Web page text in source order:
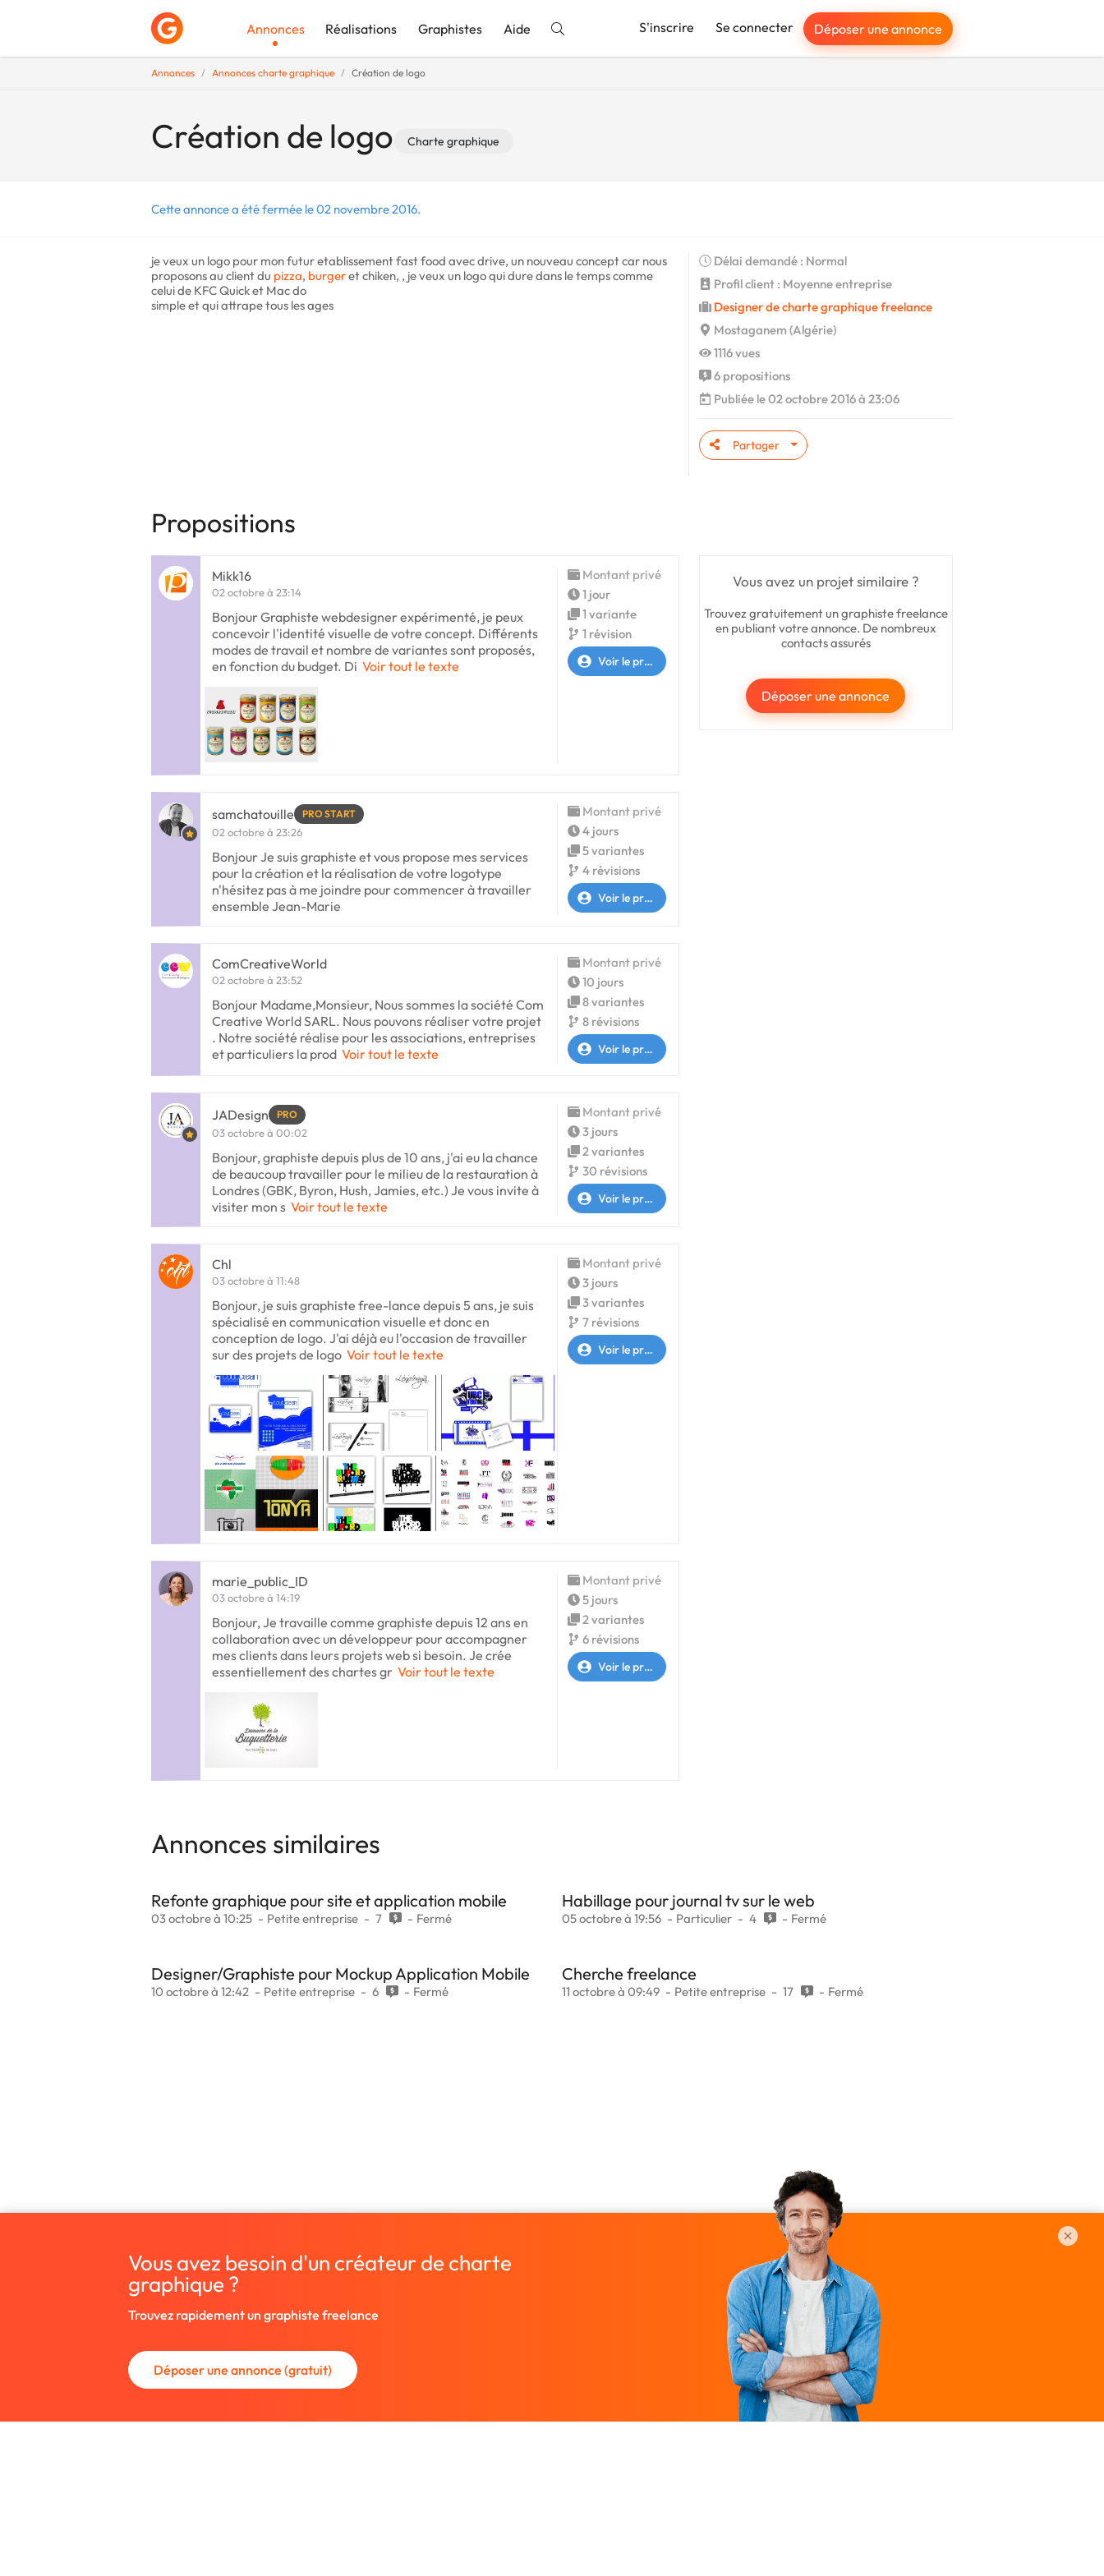
Annonces Réalisations Graphistes Aide S'inscrire Se connecter Déposer une annonce
Annonces Annonces charte graphique Création de logo
Création de logo Charte graphique
Cette annonce a été fermée le 02 novembre 2016.
je veux un logo pour mon futur etablissement fast food avec drive, un nouveau concept car nous
proposons au client du pizza, burgeret chiken, , je veux un logo qui dure dans le temps comme
celui de KFC Quick et Mac do
simple et qui attrape tous les ages
Délai demandé : Normal
Profil client : Moyenne entreprise
Designer de charte graphique freelance
Mostaganem (Algérie)
1116 vues
6 propositions
Publiée le 02 octobre 2016 à 23:06
Partager
Propositions
Vous avez un projet similaire ?
Trouvez gratuitement un graphiste freelance
en publiant votre annonce. De nombreux
contacts assurés
Déposer une annonce
Mikk16
02 octobre à 23:14
Bonjour Graphiste webdesigner expérimenté, je peux
concevoir l'identité visuelle de votre concept. Différents
modes de travail et nombre de variantes sont proposés,
en fonction du budget. Di Voir tout le texte
Montant privé
1 jour
1 variante
1 révision
Voir le profil
samchatouille PRO START
02 octobre à 23:26
Bonjour Je suis graphiste et vous propose mes services
pour la création et la réalisation de votre logotype
n'hésitez pas à me joindre pour commencer à travailler
ensemble Jean-Marie
Montant privé
4 jours
5 variantes
4 révisions
Voir le profil
ComCreativeWorld
02 octobre à 23:52
Bonjour Madame,Monsieur, Nous sommes la société Com
Creative World SARL. Nous pouvons réaliser votre projet
. Notre société réalise pour les associations, entreprises
et particuliers la prod Voir tout le texte
Montant privé
10 jours
8 variantes
8 révisions
Voir le profil
JADesign PRO
03 octobre à 00:02
Bonjour, graphiste depuis plus de 10 ans, j'ai eu la chance
de beaucoup travailler pour le milieu de la restauration à
Londres (GBK, Byron, Hush, Jamies, etc.) Je vous invite à
visiter mon s Voir tout le texte
Montant privé
3 jours
2 variantes
30 révisions
Voir le profil
Chl
03 octobre à 11:48
Bonjour, je suis graphiste free-lance depuis 5 ans, je suis
spécialisé en communication visuelle et donc en
conception de logo. J'ai déjà eu l'occasion de travailler
sur des projets de logo Voir tout le texte
Montant privé
3 jours
3 variantes
7 révisions
Voir le profil
marie_public_ID
03 octobre à 14:19
Bonjour, Je travaille comme graphiste depuis 12 ans en
collaboration avec un développeur pour accompagner
mes clients dans leurs projets web si besoin. Je crée
essentiellement des chartes gr Voir tout le texte
Montant privé
5 jours
2 variantes
6 révisions
Voir le profil
Annonces similaires
Refonte graphique pour site et application mobile
03 octobre à 10:25 Petite entreprise 7 Fermé
Habillage pour journal tv sur le web
05 octobre à 19:56 Particulier 4 Fermé
Designer/Graphiste pour Mockup Application Mobile
10 octobre à 12:42 Petite entreprise 6 Fermé
Cherche freelance
11 octobre à 09:49 Petite entreprise 17 Fermé
Vous avez besoin d'un créateur de charte
graphique ?
Trouvez rapidement un graphiste freelance
Déposer une annonce (gratuit)